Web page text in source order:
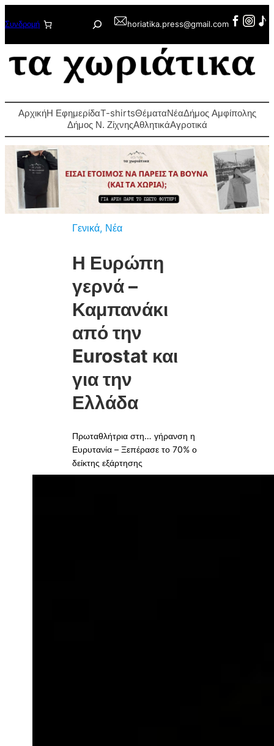
στο
περιεχόμενο
Συνδρομή Αναζήτησηhoriatika.press@gmail.com
ΑρχικήΗ ΕφημερίδαT-shirtsΘέματαΝέαΔήμος Αμφίπολης
Δήμος Ν. ΖίχνηςΑθλητικάΑγροτικά
Γενικά, Νέα
Η Ευρώπη
γερνά –
Καμπανάκι
από την
Eurostat και
για την
Ελλάδα
Πρωταθλήτρια στη… γήρανση η
Ευρυτανία – Ξεπέρασε το 70% ο
δείκτης εξάρτησης